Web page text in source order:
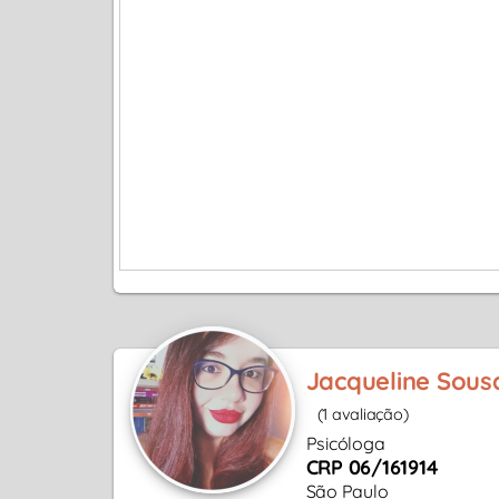
Jacqueline
(1 avaliação)
Psicóloga
CRP 06/161914
São Paulo